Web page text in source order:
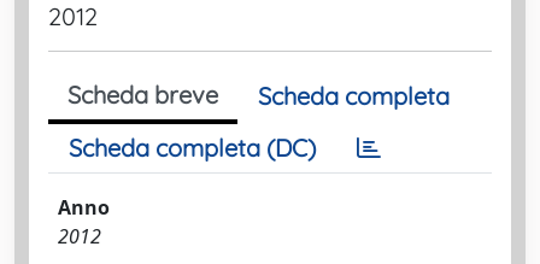
2012
Scheda breve
Scheda completa
Scheda completa (DC)
Anno
2012